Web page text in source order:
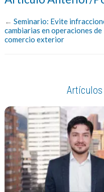
← Seminario: Evite
cambiarias en operaciones de
comercio exterior
Artículos